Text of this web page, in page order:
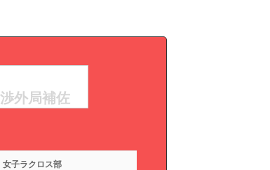
渉外局補佐
女子ラクロス部